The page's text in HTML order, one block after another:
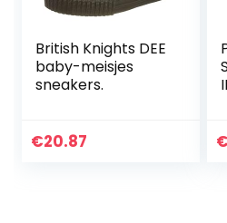
British Knights DEE
baby-meisjes
sneakers.
€20.87 €